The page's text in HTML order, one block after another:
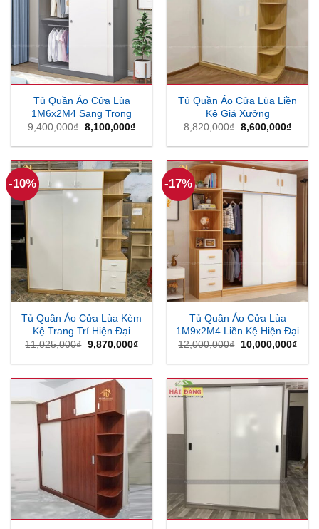
Tủ Quần Áo Cửa Lùa
1M6x2M4 Sang Trọng
9,400,000₫ Giá
là:
8,100,000₫Giá
tại
8,100,000₫.
Tủ Quần Áo Cửa Lùa Liền
Kệ Giá Xưởng
8,820,000₫ Giá
là:
8,600,000₫Giá
tại
-10%
Tủ Quần Áo Cửa Lùa Kèm
Kệ Trang Trí Hiện Đại
11,025,000₫ Giá
là:
9,870,000₫Giá
tại
9,870,000₫.
-17%
Tủ Quần Áo Cửa Lùa
1M9x2M4 Liền Kệ Hiện Đại
12,000,000₫
Giá
là:
10,000,000₫Giá
tại